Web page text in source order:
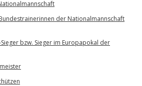
der Nationalmannschaft
bzw. Sieger im Europapokal der